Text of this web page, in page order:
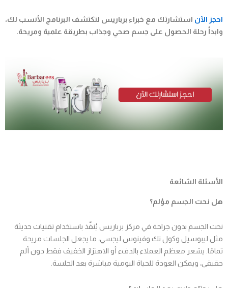
احجز الآن استشارتك مع خبراء برباريس لتكتشف البرنامج الأنسب لك،
وابدأ رحلة الحصول على جسم صحي وجذاب بطريقة علمية ومريحة.
الأسئلة الشائعة
هل نحت الجسم مؤلم؟
نحت الجسم بدون جراحة في مركز برباريس يُنفّذ باستخدام تقنيات حديثة
مثل ليبوسيل وكول تك وفينوس ليجسي، ما يجعل الجلسات مريحة
تمامًا. يشعر معظم العملاء بالدفء أو الاهتزاز الخفيف فقط دون ألم
حقيقي، ويمكن العودة للحياة اليومية مباشرة بعد الجلسة.